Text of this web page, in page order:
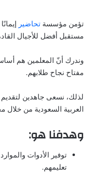
تؤمن مؤسسة تحاضير
مستقبل أفضل للأجيال
وندرك أنّ المعلمين هم
مفتاح نجاح طلابهم.
لذلك، نسعى جاهدين
العربية السعودية من
وهدفنا هو:
توفير الأدوات
تعليمهم.